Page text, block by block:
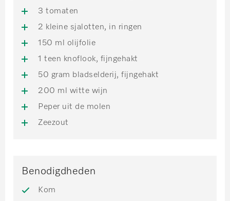
3 tomaten
2 kleine sjalotten, in ringen
150 ml olijfolie
1 teen knoflook, fijngehakt
50 gram bladselderij, fijngehakt
200 ml witte wijn
Peper uit de molen
Zeezout
Benodigdheden
Kom